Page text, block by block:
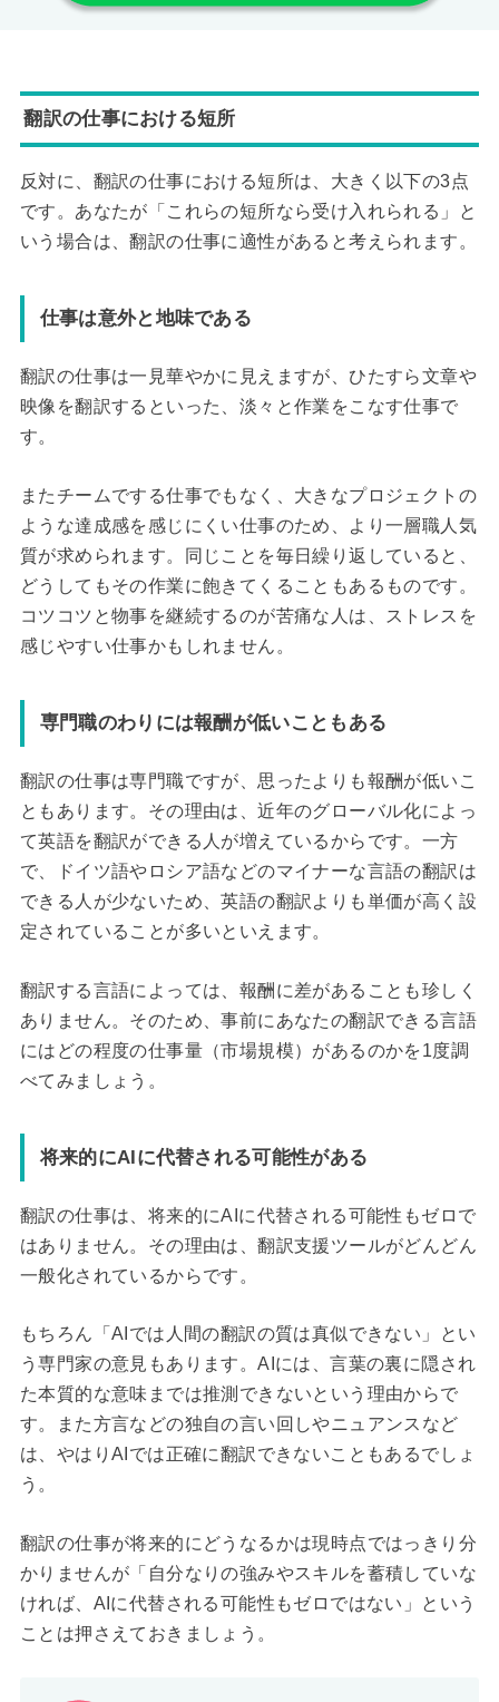
翻訳の仕事における短所
反対に、翻訳の仕事における短所は、大きく以下の3点
です。あなたが「これらの短所なら受け入れられる」と
いう場合は、翻訳の仕事に適性があると考えられます。
仕事は意外と地味である
翻訳の仕事は一見華やかに見えますが、ひたすら文章や
映像を翻訳するといった、淡々と作業をこなす仕事で
す。
またチームでする仕事でもなく、大きなプロジェクトの
ような達成感を感じにくい仕事のため、より一層職人気
質が求められます。同じことを毎日繰り返していると、
どうしてもその作業に飽きてくることもあるものです。
コツコツと物事を継続するのが苦痛な人は、ストレスを
感じやすい仕事かもしれません。
専門職のわりには報酬が低いこともある
翻訳の仕事は専門職ですが、思ったよりも報酬が低いこ
ともあります。その理由は、近年のグローバル化によっ
て英語を翻訳ができる人が増えているからです。一方
で、ドイツ語やロシア語などのマイナーな言語の翻訳は
できる人が少ないため、英語の翻訳よりも単価が高く設
定されていることが多いといえます。
翻訳する言語によっては、報酬に差があることも珍しく
ありません。そのため、事前にあなたの翻訳できる言語
にはどの程度の仕事量（市場規模）があるのかを1度調
べてみましょう。
将来的にAIに代替される可能性がある
翻訳の仕事は、将来的にAIに代替される可能性もゼロで
はありません。その理由は、翻訳支援ツールがどんどん
一般化されているからです。
もちろん「AIでは人間の翻訳の質は真似できない」とい
う専門家の意見もあります。AIには、言葉の裏に隠され
た本質的な意味までは推測できないという理由からで
す。また方言などの独自の言い回しやニュアンスなど
は、やはりAIでは正確に翻訳できないこともあるでしょ
う。
翻訳の仕事が将来的にどうなるかは現時点ではっきり分
かりませんが「自分なりの強みやスキルを蓄積していな
ければ、AIに代替される可能性もゼロではない」という
ことは押さえておきましょう。